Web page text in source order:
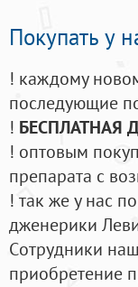
Покупать у
! каждому
последующие
! БЕСПЛАТНАЯ
! оптовым
препарата с
! так же у нас
дженерики
Cотрудники
приобретение